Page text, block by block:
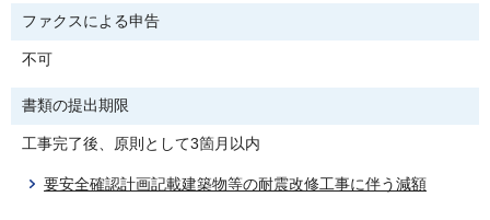
ファクスによる申告
不可
書類の提出期限
工事完了後、原則として3箇月以内
要安全確認計画記載建築物等の耐震改修工事に伴う減額